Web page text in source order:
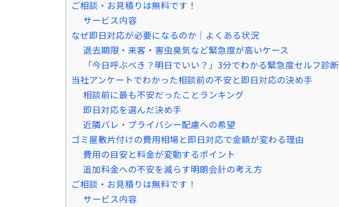
ご相談・お見積りは無料です！
サービス内容
なぜ即日対応が必要になるのか｜よくある状況
退去期限・来客・害虫臭気など緊急度が高いケース
「今日呼ぶべき？明日でいい？」3分でわかる緊急度セルフ診断
当社アンケートでわかった相談前の不安と即日対応の決め手
相談前に最も不安だったことランキング
即日対応を選んだ決め手
近隣バレ・プライバシー配慮への希望
ゴミ屋敷片付けの費用相場と即日対応で金額が変わる理由
費用の目安と料金が変動するポイント
追加料金への不安を減らす明朗会計の考え方
ご相談・お見積りは無料です！
サービス内容